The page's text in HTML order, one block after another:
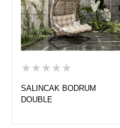
★★★★★
SALINCAK BODRUM
DOUBLE